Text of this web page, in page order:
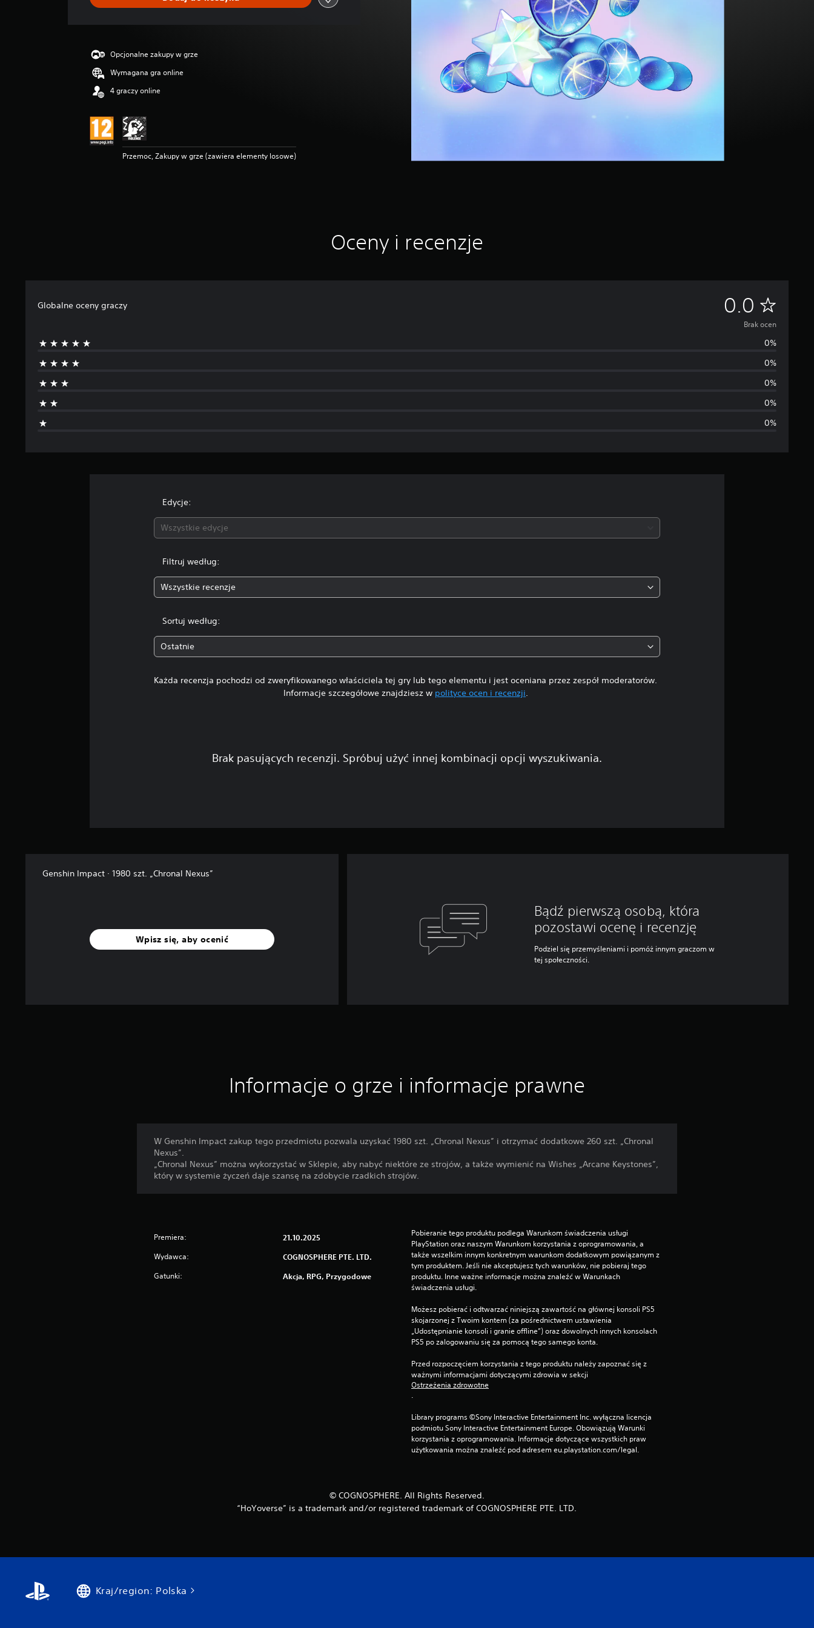
Opcjonalne zakupy w grze
Wymagana gra online
4 graczy online
Przemoc, Zakupy w grze (zawiera elementy losowe)
Oceny i recenzje
Globalne oceny graczy 0.0 B
r
a
k
o
e
Brak ocen
0%
0%
0%
0%
0%
Edycje:
Wszystkie edycje
Filtruj według:
Wszystkie recenzje
Sortuj według:
Ostatnie
Każda recenzja pochodzi od zweryfikowanego właściciela tej gry lub tego elementu i jest oceniana przez zespół moderatorów.
Informacje szczegółowe znajdziesz w polityce ocen i recenzji.
Brak pasujących recenzji. Spróbuj użyć innej kombinacji opcji wyszukiwania.
Genshin Impact · 1980 szt. „Chronal Nexus”
Wpisz się, aby ocenić
Bądź pierwszą osobą, która
pozostawi ocenę i recenzję
Podziel się przemyśleniami i pomóż innym graczom w
tej społeczności.
Informacje o grze i informacje prawne
W Genshin Impact zakup tego przedmiotu pozwala uzyskać 1980 szt. „Chronal Nexus” i otrzymać dodatkowe 260 szt. „Chronal
Nexus”.
„Chronal Nexus” można wykorzystać w Sklepie, aby nabyć niektóre ze strojów, a także wymienić na Wishes „Arcane Keystones”,
który w systemie życzeń daje szansę na zdobycie rzadkich strojów.
Premiera: 21.10.2025
Wydawca: COGNOSPHERE PTE. LTD.
Gatunki: Akcja, RPG, Przygodowe
Pobieranie tego produktu podlega Warunkom świadczenia usługi
PlayStation oraz naszym Warunkom korzystania z oprogramowania, a
także wszelkim innym konkretnym warunkom dodatkowym powiązanym z
tym produktem. Jeśli nie akceptujesz tych warunków, nie pobieraj tego
produktu. Inne ważne informacje można znaleźć w Warunkach
świadczenia usługi.
Możesz pobierać i odtwarzać niniejszą zawartość na głównej konsoli PS5
skojarzonej z Twoim kontem (za pośrednictwem ustawienia
„Udostępnianie konsoli i granie offline”) oraz dowolnych innych konsolach
PS5 po zalogowaniu się za pomocą tego samego konta.
Przed rozpoczęciem korzystania z tego produktu należy zapoznać się z
ważnymi informacjami dotyczącymi zdrowia w sekcji
Ostrzeżenia zdrowotne
.
Library programs ©Sony Interactive Entertainment Inc. wyłączna licencja
podmiotu Sony Interactive Entertainment Europe. Obowiązują Warunki
korzystania z oprogramowania. Informacje dotyczące wszystkich praw
użytkowania można znaleźć pod adresem eu.playstation.com/legal.
© COGNOSPHERE. All Rights Reserved.
“HoYoverse” is a trademark and/or registered trademark of COGNOSPHERE PTE. LTD.
Kraj/region: Polska